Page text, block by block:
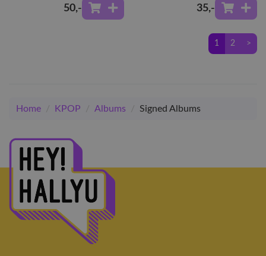
50,- 35,-
1 2 >
Home / KPOP / Albums / Signed Albums